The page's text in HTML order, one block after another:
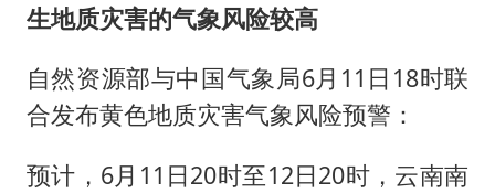
生地质灾害的气象风险较高
自然资源部与中国气象局6月11日18时联
合发布黄色地质灾害气象风险预警：
预计，6月11日20时至12日20时，云南南